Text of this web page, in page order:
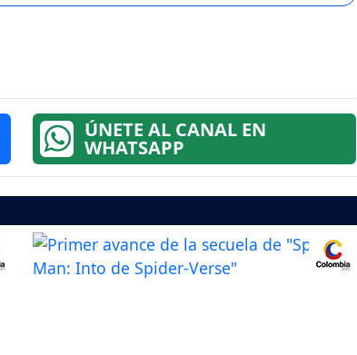
ÚNETE AL CANAL EN
WHATSAPP